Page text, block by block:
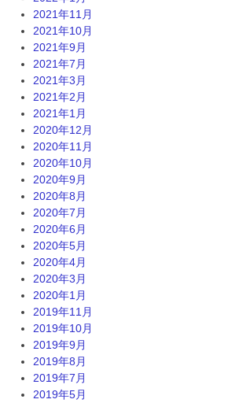
2021年11月
2021年10月
2021年9月
2021年7月
2021年3月
2021年2月
2021年1月
2020年12月
2020年11月
2020年10月
2020年9月
2020年8月
2020年7月
2020年6月
2020年5月
2020年4月
2020年3月
2020年1月
2019年11月
2019年10月
2019年9月
2019年8月
2019年7月
2019年5月